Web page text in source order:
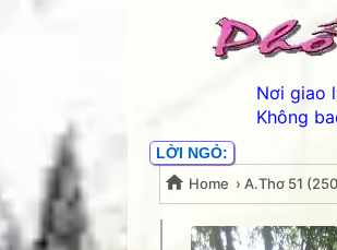
Nơi giao
Không
LỜI NGỎ:
Home › A.Thơ 51